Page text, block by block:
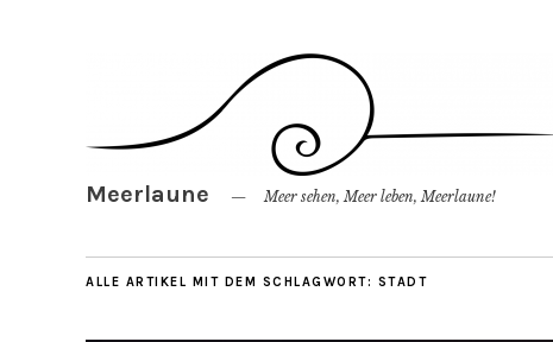
Meerlaune Meer sehen, Meer leben, Meerlaune!
ALLE ARTIKEL MIT DEM SCHLAGWORT: STADT